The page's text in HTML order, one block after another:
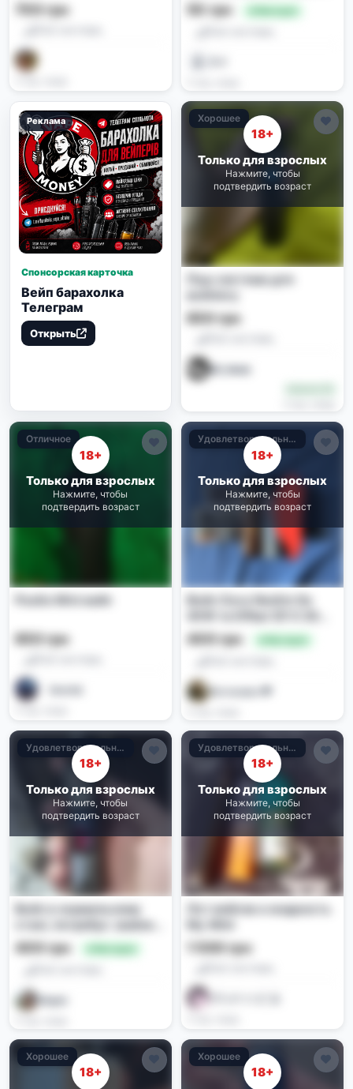
700 грн 50 грн
Реклама
Спонсорская карточка
Вейп барахолка
Телеграм
Открыть
Хорошее
18+
Только для взрослых
Нажмите, чтобы
подтвердить возраст
Под-система для
650 грн
𝖐𝖎𝖙_𝖙𝖜𝖝𝖖𝖝
Отличное
18+
Только для взрослых
Нажмите, чтобы
подтвердить возраст
Pasito Mini вейп
650 грн
Удовлетворительное
18+
Только для взрослых
Нажмите, чтобы
подтвердить возраст
Вейп Oxva Nexlim Go
з картриджами
400 грн
Удовлетворительное
18+
Только для взрослых
Нажмите, чтобы
подтвердить возраст
Вейп в нормальному
стані, потребує заміни
випаровувача
400 грн
Марія
Удовлетворительное
18+
Только для взрослых
Нажмите, чтобы
подтвердить возраст
Лот вейпов и жидкость
1 500 грн
Хорошее
18+
Хорошее
18+